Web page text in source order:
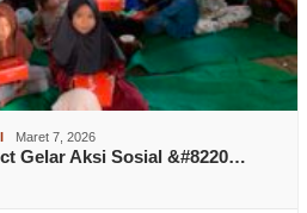
Maret 7, 2026
Gelar Aksi Sosial &#8220…